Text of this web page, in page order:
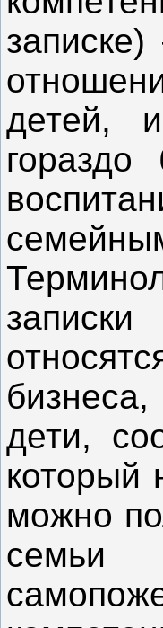
детей,
дети,
который
можно